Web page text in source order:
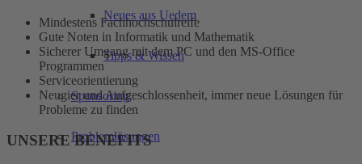
Neues aus Uedem
Tipps & Wissen
Sponsoring
Problemlösungen
Mindestens Fachhochschulreife
Gute Noten in Informatik und Mathematik
Sicherer Umgang mit dem PC und den MS-Office
Programmen
Serviceorientierung
Neugier und Aufgeschlossenheit, immer neue Lösungen für
Probleme zu finden
UNSERE BENEFITS